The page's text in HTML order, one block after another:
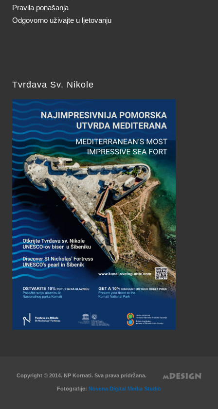
Pravila ponašanja
Odgovorno uživajte u ljetovanju
Tvrđava Sv. Nikole
Copyright © 2014. NP Kornati. Sva prava pridržana.
Fotografije: Novena Digital Media Studio